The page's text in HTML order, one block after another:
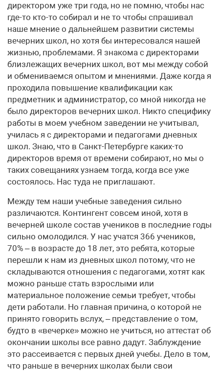
директором уже три года, но не помню, чтобы нас
где-то кто-то собирал и не то чтобы спрашивал
наше мнение о дальнейшем развитии системы
вечерних школ, но хотя бы интересовался нашей
жизнью, проблемами. Я знакома с директорами
близлежащих вечерних школ, вот мы между собой
и обмениваемся опытом и мнениями. Даже когда я
проходила повышение квалификации как
предметник и администратор, со мной никогда не
было директоров вечерних школ. Никто специфику
работы в моем учебном заведении не учитывал,
училась я с директорами и педагогами дневных
школ. Знаю, что в Санкт-Петербурге каких-то
директоров время от времени собирают, но мы о
таких совещаниях узнаем тогда, когда все уже
состоялось. Нас туда не приглашают.
Между тем наши учебные заведения сильно
различаются. Контингент совсем иной, хотя в
вечерней школе состав учеников в последние годы
сильно омолодился. У нас учатся 366 учеников,
70% – в возрасте до 18 лет, это ребята, которые
перешли к нам из дневных школ потому, что не
складываются отношения с педагогами, хотят как
можно раньше стать взрослыми или
материальное положение семьи требует, чтобы
дети работали. Но главная причина, о которой не
принято говорить вслух, – представление о том,
будто в «вечерке» можно не учиться, но аттестат об
окончании школы все равно дадут. Заблуждение
это рассеивается с первых дней учебы. Дело в том,
что раньше в вечерних школах были свои